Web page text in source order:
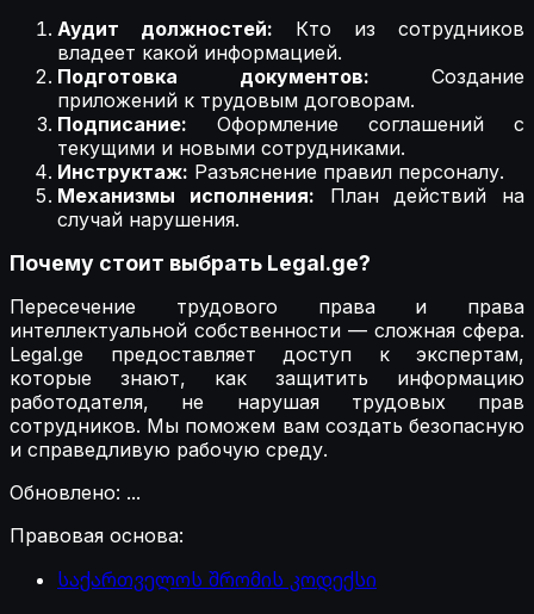
Аудит должностей: Кто из сотрудников
владеет какой информацией.
Подготовка документов: Создание
приложений к трудовым договорам.
Подписание: Оформление соглашений с
текущими и новыми сотрудниками.
Инструктаж: Разъяснение правил персоналу.
Механизмы исполнения: План действий на
случай нарушения.
Почему стоит выбрать Legal.ge?
Пересечение трудового права и права
интеллектуальной собственности — сложная сфера.
Legal.ge предоставляет доступ к экспертам,
которые знают, как защитить информацию
работодателя, не нарушая трудовых прав
сотрудников. Мы поможем вам создать безопасную
и справедливую рабочую среду.
Обновлено: ...
Правовая основа:
საქართველოს შრომის კოდექსი